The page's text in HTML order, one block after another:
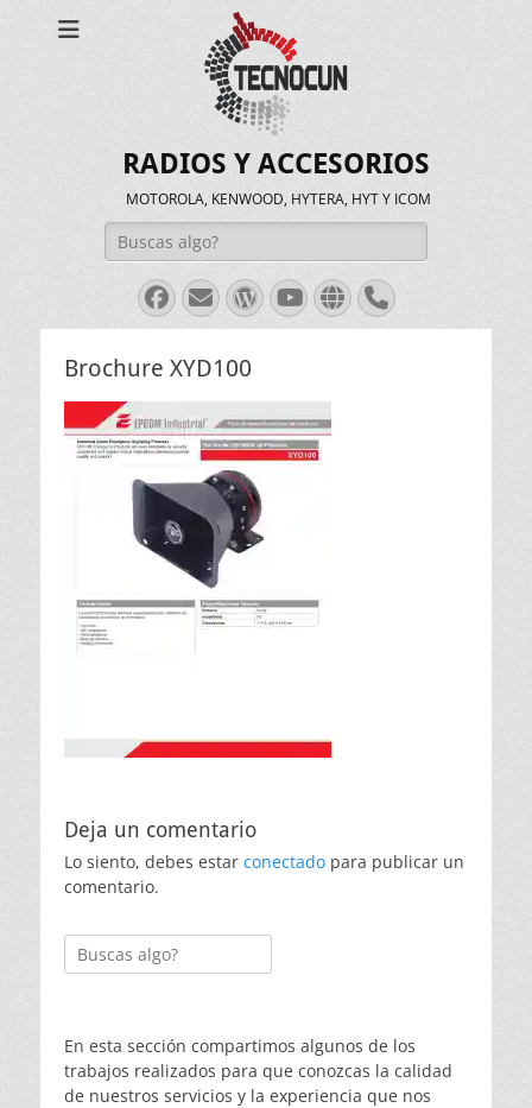
RADIOS Y ACCESORIOS
MOTOROLA, KENWOOD, HYTERA, HYT Y ICOM
Buscar:
Facebook
Correo
electrónico
WordPress
Youtube
WebTeléfono
Brochure XYD100
Deja un comentario
Lo siento, debes estar conectado para publicar un
comentario.
Buscar:
En esta sección compartimos algunos de los
trabajos realizados para que conozcas la calidad
de nuestros servicios y la experiencia que nos